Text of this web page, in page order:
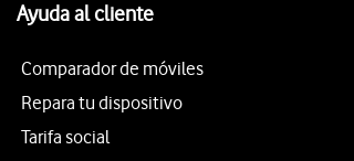
Ayuda al cliente
Comparador de móviles
Repara tu dispositivo
Tarifa social